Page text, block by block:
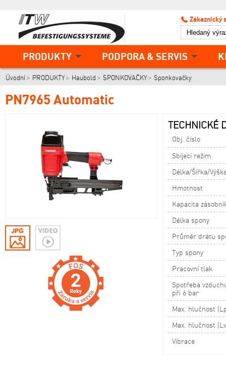
PRODUKTY PODPORA & SERVIS
Zákaznický
Úvodní PRODUKTY Haubold SPONKOVAČKY Sponkovačky
PN7965 Automatic
TECHNICKÉ
Obj. číslo
Sbíjecí režim
Délka/Šířka/
Hmotnost
Kapacita
Délka spony
Průměr drátu
Typ spony
Pracovní tlak
Spotřeba
při 6 bar
Max. hlučnost
Max. hlučnost
Vibrace